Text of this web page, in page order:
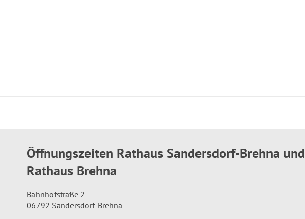
Öffnungszeiten Rathaus Sandersdorf-Brehna und
Rathaus Brehna
Bahnhofstraße 2
06792 Sandersdorf-Brehna